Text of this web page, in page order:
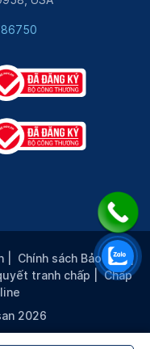
Chính sách Bảo mật |
tranh chấp |Chấp
2026